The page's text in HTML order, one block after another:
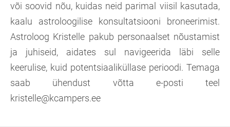
või soovid nõu, kuidas neid parimal viisil kasutada,
kaalu astroloogilise konsultatsiooni broneerimist.
Astroloog Kristelle pakub personaalset nõustamist
ja juhiseid, aidates sul navigeerida läbi selle
keerulise, kuid potentsiaaliküllase perioodi. Temaga
saab ühendust võtta e-posti teel
kristelle@kcampers.ee